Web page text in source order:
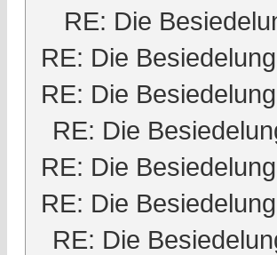
RE: Die
RE: Die
RE: Die
RE: Die
RE: Die
RE: Die
RE: Die